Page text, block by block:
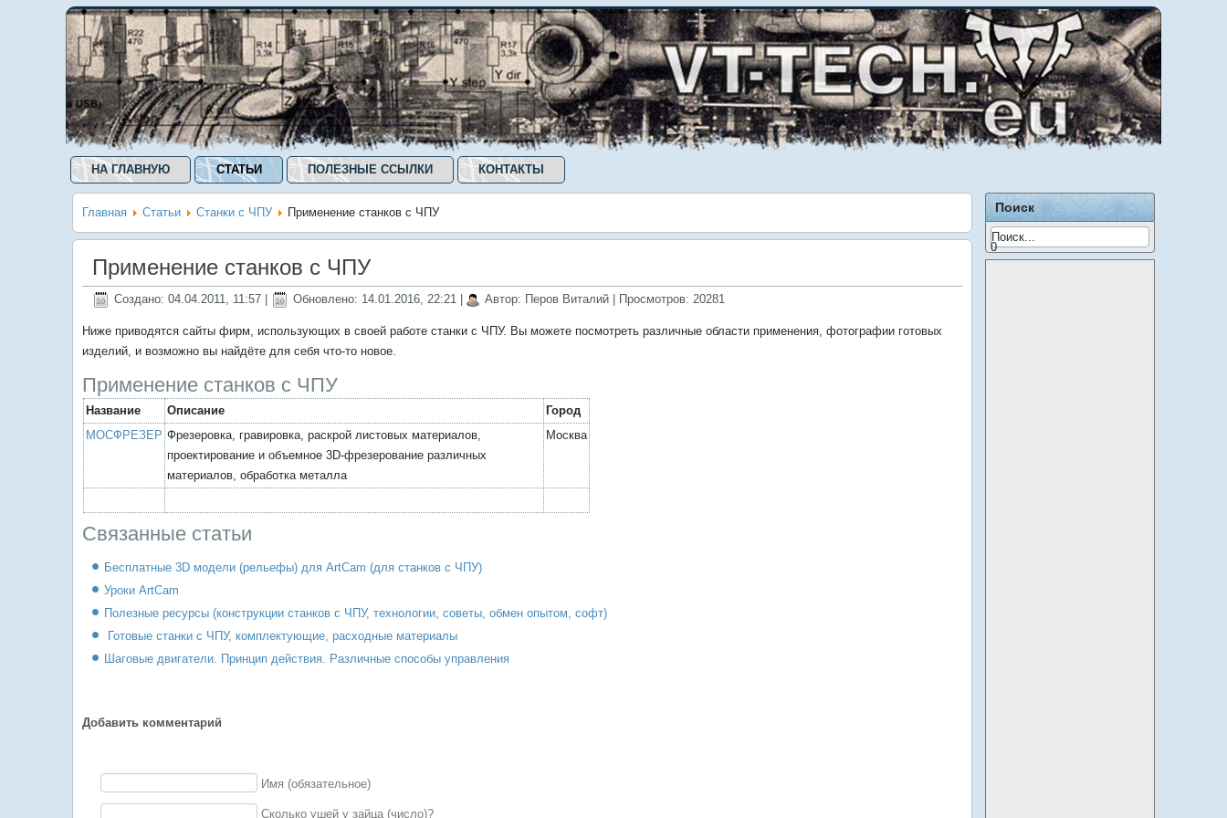
НА ГЛАВНУЮ СТАТЬИ ПОЛЕЗНЫЕ ССЫЛКИ КОНТАКТЫ
Главная Статьи Станки с ЧПУ Применение станков с ЧПУ
Применение станков с ЧПУ
Создано: 04.04.2011, 11:57 Обновлено: 14.01.2016, 22:21 Автор: Перов Виталий | Просмотров: 20281
Ниже приводятся сайты фирм, использующих в своей работе станки с ЧПУ. Вы можете посмотреть различные области применения, фотографии готовых
изделий, и возможно вы найдёте для себя что-то новое.
Применение станков с ЧПУ
Название Описание
Город
МОСФРЕЗЕР Фрезеровка, гравировка, раскрой листовых материалов,
проектирование и объемное 3D-фрезерование различных
материалов, обработка металла
Москва
Связанные статьи
Бесплатные 3D модели (рельефы) для ArtCam (для станков с ЧПУ)
Уроки ArtCam
Полезные ресурсы (конструкции станков с ЧПУ, технологии, советы, обмен опытом, софт)
Готовые станки с ЧПУ, комплектующие, расходные материалы
Шаговые двигатели. Принцип действия. Различные способы управления
Добавить комментарий
Имя (обязательное)
Сколько ушей у зайца (число)?
Поиск
0